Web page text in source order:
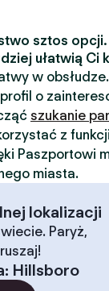
sztos
ułatwią Ci
w
o
szukanie par
z funkcji
Paszportowi
miasta.
lokalizacji
Paryż,
: Hillsboro